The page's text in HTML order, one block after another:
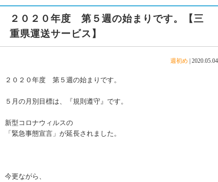
２０２０年度 第５週の始まりです。【三
重県運送サービス】
週初め 2020.05.04
２０２０年度 第５週の始まりです。
５月の月別目標は、『規則遵守』です。
新型コロナウィルスの
「緊急事態宣言」が延長されました。
今更ながら、